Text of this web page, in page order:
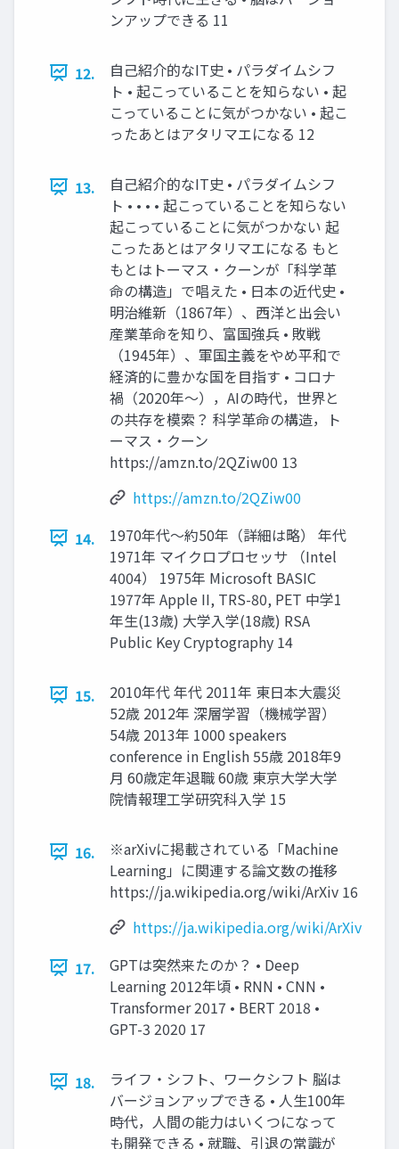
ンアップできる 11
12.
⾃⼰紹介的なIT史 • パラダイムシフ
ト • 起こっていることを知らない • 起
こっていることに気がつかない • 起こ
ったあとはアタリマエになる 12
13.
⾃⼰紹介的なIT史 • パラダイムシフ
ト • • • • 起こっていることを知らない
起こっていることに気がつかない 起
こったあとはアタリマエになる もと
もとはトーマス・クーンが「科学⾰
命の構造」で唱えた • ⽇本の近代史 •
明治維新（1867年）、⻄洋と出会い
産業⾰命を知り、富国強兵 • 敗戦
（1945年）、軍国主義をやめ平和で
経済的に豊かな国を⽬指す • コロナ
禍（2020年〜），AIの時代，世界と
の共存を模索？ 科学⾰命の構造，ト
ーマス・クーン
https://amzn.to/2QZiw00 13
https://amzn.to/2QZiw00
14.
1970年代〜約50年（詳細は略） 年代
1971年 マイクロプロセッサ （Intel
4004） 1975年 Microsoft BASIC
1977年 Apple II, TRS-80, PET 中学1
年⽣(13歳) ⼤学⼊学(18歳) RSA
Public Key Cryptography 14
15.
2010年代 年代 2011年 東⽇本⼤震災
52歳 2012年 深層学習（機械学習）
54歳 2013年 1000 speakers
conference in English 55歳 2018年9
⽉ 60歳定年退職 60歳 東京⼤学⼤学
院情報理⼯学研究科⼊学 15
16.
※arXivに掲載されている「Machine
Learning」に関連する論⽂数の推移
https://ja.wikipedia.org/wiki/ArXiv 16
https://ja.wikipedia.org/wiki/ArXiv
17.
GPTは突然来たのか？ • Deep
Learning 2012年頃 • RNN • CNN •
Transformer 2017 • BERT 2018 •
GPT-3 2020 17
18.
ライフ・シフト、ワークシフト 脳は
バージョンアップできる • ⼈⽣100年
時代，⼈間の能⼒はいくつになって
も開発できる • 就職、引退の常識が